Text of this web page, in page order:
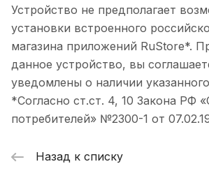
Устройство не предполагает
установки встроенного
магазина приложений RuStore*.
данное устройство, вы
уведомлены о наличии
*Согласно ст.ст. 4, 10 Закона РФ
потребителей» №2300-1 от
Назад к списку